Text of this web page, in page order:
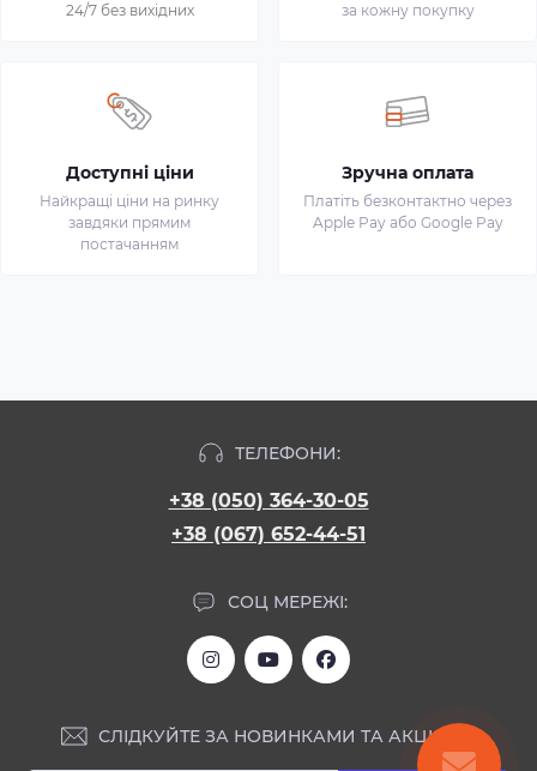
24/7 без вихідних
за кожну покупку
Доступні ціни
Найкращі ціни на ринку
завдяки прямим
постачанням
Зручна оплата
Платіть безконтактно через
Apple Pay або Google Pay
ТЕЛЕФОНИ:
+38 (050) 364-30-05
+38 (067) 652-44-51
СОЦ МЕРЕЖІ:
СЛІДКУЙТЕ ЗА НОВИНКАМИ ТА АКЦІЯМИ: